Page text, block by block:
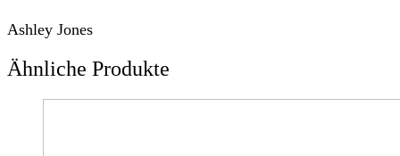
Ashley Jones
Ähnliche Produkte